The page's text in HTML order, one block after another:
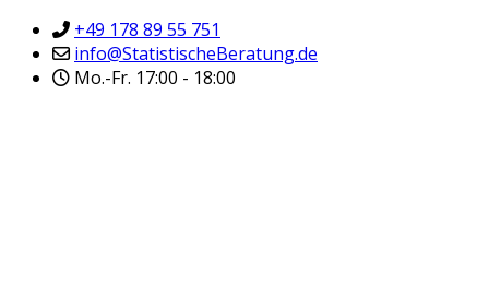
+49 178 89 55 751
info@StatistischeBeratung.de
Mo.-Fr. 17:00 - 18:00